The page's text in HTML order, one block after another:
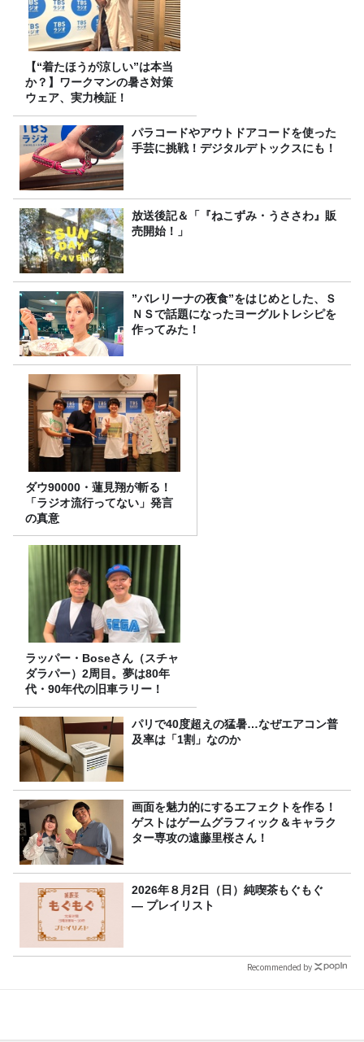
【“着たほうが涼しい”は本当
か？】ワークマンの暑さ対策
ウェア、実力検証！
パラコードやアウトドアコードを使った
手芸に挑戦！デジタルデトックスにも！
放送後記＆「『ねこずみ・うささわ』販
売開始！」
”バレリーナの夜食”をはじめとした、Ｓ
ＮＳで話題になったヨーグルトレシピを
作ってみた！
ダウ90000・蓮見翔が斬る！
「ラジオ流行ってない」発言
の真意
ラッパー・Boseさん（スチャ
ダラパー）2周目。夢は80年
代・90年代の旧車ラリー！
パリで40度超えの猛暑…なぜエアコン普
及率は「1割」なのか
画面を魅力的にするエフェクトを作る！
ゲストはゲームグラフィック＆キャラク
ター専攻の遠藤里桜さん！
2026年８月2日（日）純喫茶もぐもぐ
― プレイリスト
Recommended by